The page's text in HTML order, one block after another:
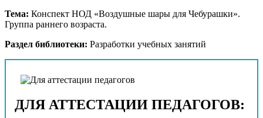
Тема: Конспект НОД «Воздушные шары для Чебурашки».
Группа раннего возраста.
Раздел библиотеки: Разработки учебных занятий
ДЛЯ АТТЕСТАЦИИ ПЕДАГОГОВ: